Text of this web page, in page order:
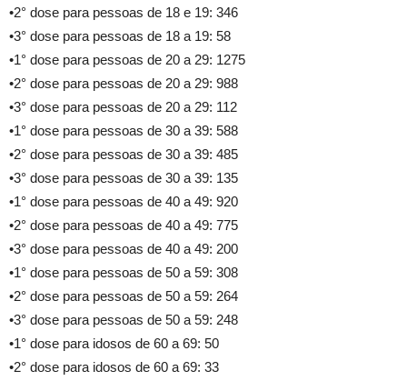
•2° dose para pessoas de 18 e 19: 346
•3° dose para pessoas de 18 a 19: 58
•1° dose para pessoas de 20 a 29: 1275
•2° dose para pessoas de 20 a 29: 988
•3° dose para pessoas de 20 a 29: 112
•1° dose para pessoas de 30 a 39: 588
•2° dose para pessoas de 30 a 39: 485
•3° dose para pessoas de 30 a 39: 135
•1° dose para pessoas de 40 a 49: 920
•2° dose para pessoas de 40 a 49: 775
•3° dose para pessoas de 40 a 49: 200
•1° dose para pessoas de 50 a 59: 308
•2° dose para pessoas de 50 a 59: 264
•3° dose para pessoas de 50 a 59: 248
•1° dose para idosos de 60 a 69: 50
•2° dose para idosos de 60 a 69: 33